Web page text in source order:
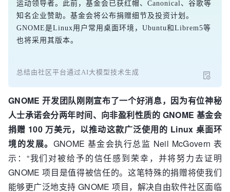
运动领导者。此前，基金会已获红帽、Canonical、谷歌等
知名企业赞助。基金会将公布捐赠细节及投资计划。
GNOME是Linux用户常用桌面环境，Ubuntu和Librem5等
也将采用其版本。
总结由社区平台通过AI大模型技术生成
GNOME 开发团队刚刚宣布了一个好消息，因为有位神秘
人士承诺会分两年时间、向非盈利性质的 GNOME 基金会
捐赠 100 万美元，以推动这款广泛使用的 Linux 桌面环
境的发展。 GNOME 基金会执行总监 Neil McGovern 表
示：“我们对被给予的信任感到荣幸，并将努力去证明
GNOME 项目是值得被信任的。这笔特殊的捐赠将使我们
能够更广泛地支持 GNOME 项目，解决自由软件社区面临